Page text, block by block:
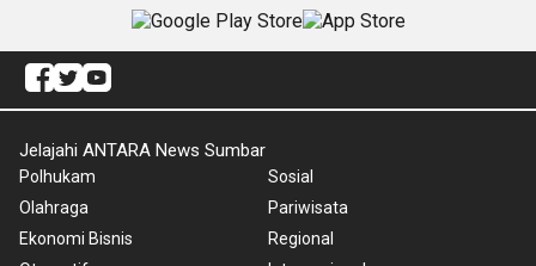
Jelajahi ANTARA News Sumbar
Polhukam
Olahraga
Ekonomi Bisnis
Sosial
Pariwisata
Regional